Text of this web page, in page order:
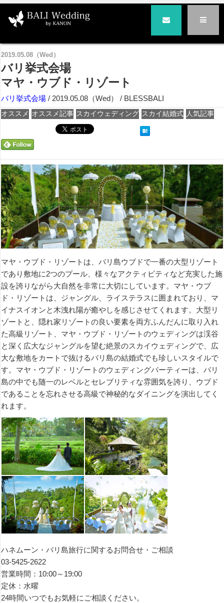
>バリ挙式会場 > バリ挙式会場
マヤ・ウブド・リゾート
2019.05.08（Wed）
バリ挙式会場
マヤ・ウブド・リゾート
バリ挙式会場 / 2019.05.08（Wed） / BLESSBALI
オススメ オススメ記事 スカイウェディング スカイ結婚式 人気記事
マヤ・ウブド・リゾートは、バリ島ウブドで一番の大型リゾート
であり敷地に2つのプール、様々なアクティビティなど充実した施
設を誇りながら大自然を非常に大切にしています。マヤ・ウブ
ド・リゾートは、ジャングル、ライステラスに囲まれており、マ
イナスイオンと木洩れ陽が癒やしを感じさせてくれます。大型リ
ゾートと、隠れ家リゾートの良い要素を両方ふんだんに取り入れ
た高級リゾート、マヤ・ウブド・リゾートのウェディングは渓谷
と深く広大なジャングルを望む絶景のスカイウェディングで、広
大な敷地をカートで抜けるバリ島の結婚式でも珍しいスタイルで
す。マヤ・ウブド・リゾートのウェディングパーティーは、バリ
島の中でも随一のレベルとセレブリティな雰囲気を誇り、ウブド
であることを忘れさせる高級で神秘的なダイニングを演出してく
れます。
ハネムーン・バリ島旅行に関するお問合せ・ご相談
03-5425-2622
営業時間：10:00～19:00
定休：水曜
24時間いつでもお気軽にご相談ください。